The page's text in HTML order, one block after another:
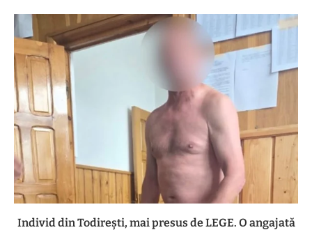
Individ din Todirești, mai presus de LEGE. O angajată